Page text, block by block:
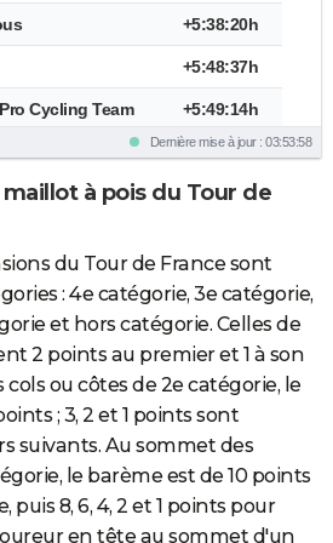
+3:08:22h
Peintre
Team)
+3:08:28h
Cycling Team)
+3:08:29h
+3:09:21h
+3:10:13h
+3:11:41h
RGA)
+3:24:26h
+02h24'09''
A Bike)
+02h33'29''
+02h34'15''
+02h43'22''
+03h40'18''
+04h08'25''
+04h22'41''
+04h29'02''
+04h47'29''
+5:38:20h
+5:48:37h
Cycling Team +5:49:14h
+6:00:07h
Team +6:30:28h
United
+7:29:12h
+7:49:00h
+8:40:33h
RGA +10:17:05h
+10:58:51h
Tech +11:16:27h
Dernière mise à jour : 03:53:58
à pois du Tour de
du Tour de France sont
: 4e catégorie, 3e catégorie,
et hors catégorie. Celles de
2 points au premier et 1 à son
ou côtes de 2e catégorie, le
; 3, 2 et 1 points sont
suivants. Au sommet des
le barème est de 10 points
puis 8, 6, 4, 2 et 1 points pour
en tête au sommet d'un